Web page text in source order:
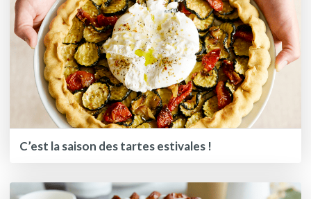
C’est la saison des tartes estivales !